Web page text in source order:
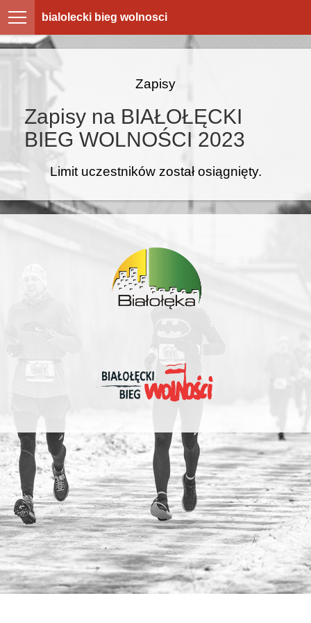
bialolecki bieg wolnosci
Zapisy
Zapisy na BIAŁOŁĘCKI
BIEG WOLNOŚCI 2023
Limit uczestników został osiągnięty.